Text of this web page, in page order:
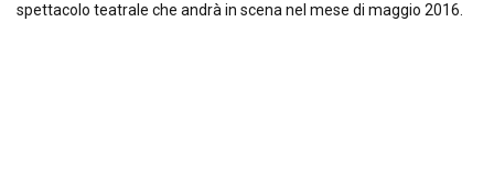
spettacolo teatrale che andrà in scena nel mese di maggio 2016.